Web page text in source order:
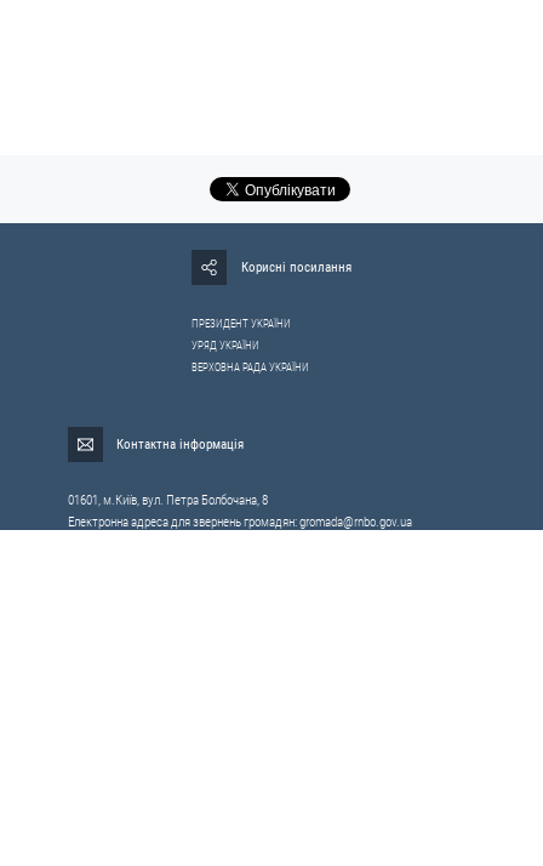
Корисні посилання
ПРЕЗИДЕНТ УКРАЇНИ
УРЯД УКРАЇНИ
ВЕРХОВНА РАДА УКРАЇНИ
Контактна інформація
01601, м.Київ, вул. Петра Болбочана, 8
Електронна адреса для звернень громадян:gromada@rnbo.gov.ua